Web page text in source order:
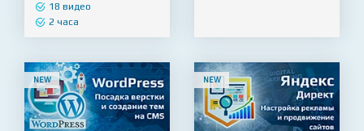
современный
ускоритель для HTML
2 часа
NEW NEW